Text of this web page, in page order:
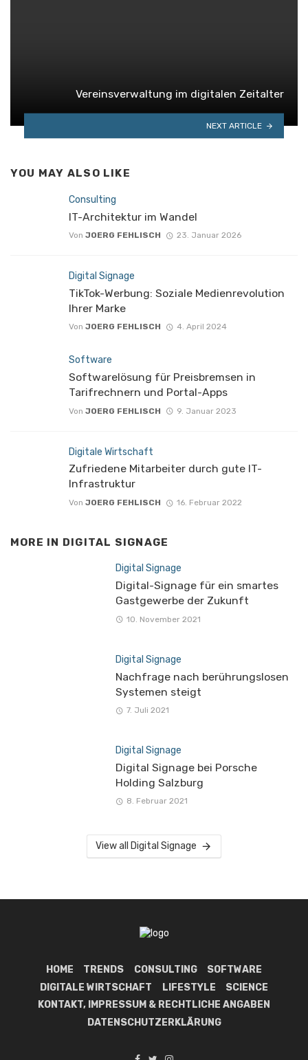
Vereinsverwaltung im digitalen Zeitalter
NEXT ARTICLE
YOU MAY ALSO LIKE
Consulting
IT-Architektur im Wandel
Von JOERG FEHLISCH 23. Januar 2026
Digital Signage
TikTok-Werbung: Soziale Medienrevolution
Ihrer Marke
Von JOERG FEHLISCH 4. April 2024
Software
Softwarelösung für Preisbremsen in
Tarifrechnern und Portal-Apps
Von JOERG FEHLISCH 9. Januar 2023
Digitale Wirtschaft
Zufriedene Mitarbeiter durch gute IT-
Infrastruktur
Von JOERG FEHLISCH 16. Februar 2022
MORE IN DIGITAL SIGNAGE
Digital Signage
Digital-Signage für ein smartes
Gastgewerbe der Zukunft
10. November 2021
Digital Signage
Nachfrage nach berührungslosen
Systemen steigt
7. Juli 2021
Digital Signage
Digital Signage bei Porsche
Holding Salzburg
8. Februar 2021
View all Digital Signage
HOME TRENDS CONSULTING
SOFTWARE
DIGITALE WIRTSCHAFT
LIFESTYLE
SCIENCE
KONTAKT, IMPRESSUM & RECHTLICHE ANGABEN
DATENSCHUTZERKLÄRUNG